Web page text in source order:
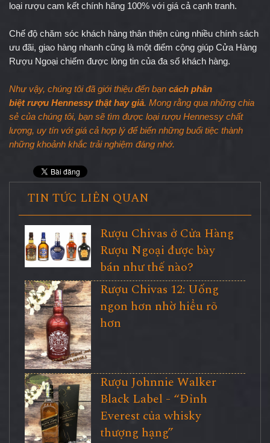
loại rượu cam kết chính hãng 100% với giá cả cạnh tranh.
Chế độ chăm sóc khách hàng thân thiện cùng nhiều chính sách
ưu đãi, giao hàng nhanh cũng là một điểm cộng giúp Cửa Hàng
Rượu Ngoại chiếm được lòng tin của đa số khách hàng.
Như vậy, chúng tôi đã giới thiệu đến bạn cách phân
biệt rượu Hennessy thật hay giả. Mong rằng qua những chia
sẻ của chúng tôi, bạn sẽ tìm được loại rượu Hennessy chất
lượng, uy tín với giá cả hợp lý để biến những buổi tiệc thành
những khoảnh khắc trải nghiệm đáng nhớ.
TIN TỨC LIÊN QUAN
Rượu Chivas ở Cửa Hàng
Rượu Ngoại được bày
bán như thế nào?
Rượu Chivas 12: Uống
ngon hơn nhờ hiểu rõ
hơn
Rượu Johnnie Walker
Black Label - “Đỉnh
Everest của whisky
thượng hạng”